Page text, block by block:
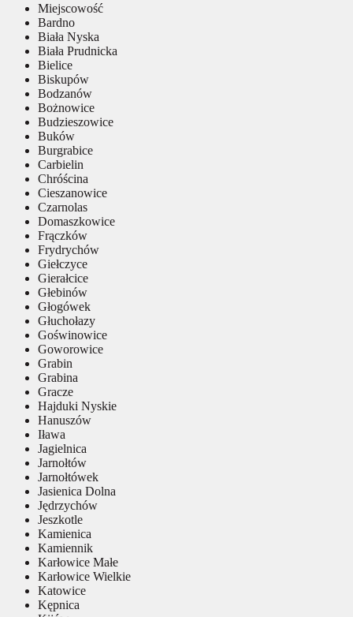
Miejscowość
Bardno
Biała Nyska
Biała Prudnicka
Bielice
Biskupów
Bodzanów
Bożnowice
Budzieszowice
Buków
Burgrabice
Carbielin
Chróścina
Cieszanowice
Czarnolas
Domaszkowice
Frączków
Frydrychów
Giełczyce
Gierałcice
Głebinów
Głogówek
Głuchołazy
Goświnowice
Goworowice
Grabin
Grabina
Gracze
Hajduki Nyskie
Hanuszów
Iława
Jagielnica
Jarnołtów
Jarnołtówek
Jasienica Dolna
Jędrzychów
Jeszkotle
Kamienica
Kamiennik
Karłowice Małe
Karłowice Wielkie
Katowice
Kępnica